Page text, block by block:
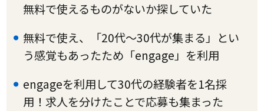
無料で使えるものがないか探していた
無料で使え、「20代～30代が集まる」とい
う感覚もあったため「engage」を利用
engageを利用して30代の経験者を1名採
用！求人を分けたことで応募も集まった